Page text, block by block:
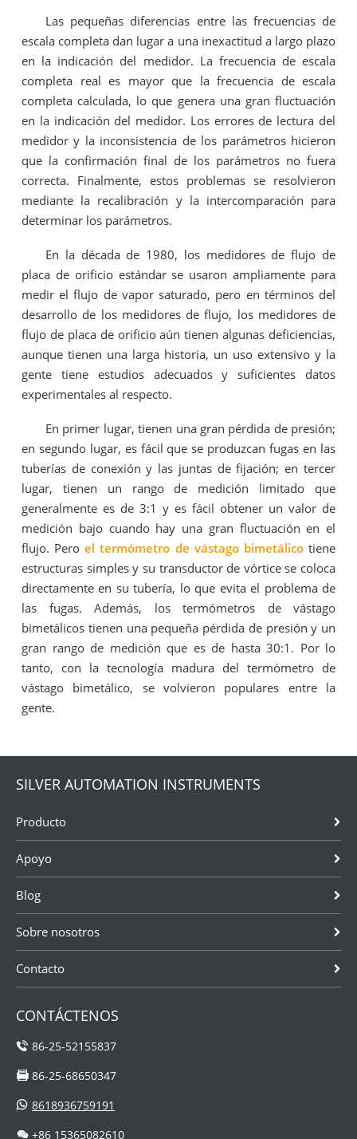
Las pequeñas diferencias entre las frecuencias de
escala completa dan lugar a una inexactitud a largo plazo
en la indicación del medidor. La frecuencia de escala
completa real es mayor que la frecuencia de escala
completa calculada, lo que genera una gran fluctuación
en la indicación del medidor. Los errores de lectura del
medidor y la inconsistencia de los parámetros hicieron
que la confirmación final de los parámetros no fuera
correcta. Finalmente, estos problemas se resolvieron
mediante la recalibración y la intercomparación para
determinar los parámetros.
En la década de 1980, los medidores de flujo de
placa de orificio estándar se usaron ampliamente para
medir el flujo de vapor saturado, pero en términos del
desarrollo de los medidores de flujo, los medidores de
flujo de placa de orificio aún tienen algunas deficiencias,
aunque tienen una larga historia, un uso extensivo y la
gente tiene estudios adecuados y suficientes datos
experimentales al respecto.
En primer lugar, tienen una gran pérdida de presión;
en segundo lugar, es fácil que se produzcan fugas en las
tuberías de conexión y las juntas de fijación; en tercer
lugar, tienen un rango de medición limitado que
generalmente es de 3:1 y es fácil obtener un valor de
medición bajo cuando hay una gran fluctuación en el
flujo. Peroel termómetro de vástago bimetálicotiene
estructuras simples y su transductor de vórtice se coloca
directamente en su tubería, lo que evita el problema de
las fugas. Además, los termómetros de vástago
bimetálicos tienen una pequeña pérdida de presión y un
gran rango de medición que es de hasta 30:1. Por lo
tanto, con la tecnología madura del termómetro de
vástago bimetálico, se volvieron populares entre la
gente.
SILVER AUTOMATION INSTRUMENTS
Producto
Apoyo
Blog
Sobre nosotros
Contacto
CONTÁCTENOS
86-25-52155837
86-25-68650347
8618936759191
+86 15365082610